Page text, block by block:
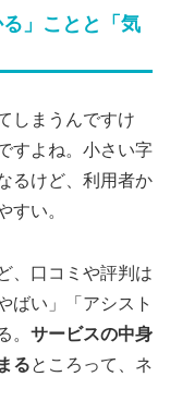
」ことと「気
しまうんですけ
すよね。小さい字
るけど、利用者か
すい。
、口コミや評判は
ばい」「アシスト
。 サービスの中身
るところって、ネ